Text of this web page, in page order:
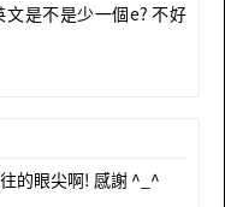
是不是少一個e? 不好
的眼尖啊! 感謝 ^_^